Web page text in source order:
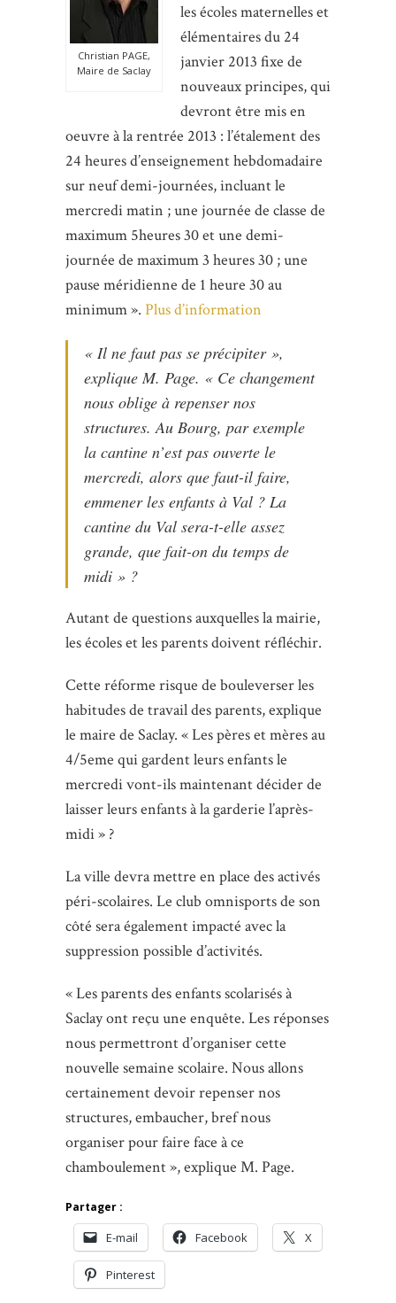
Christian PAGE,
Maire de Saclay
les écoles maternelles et
élémentaires du 24
janvier 2013 fixe de
nouveaux principes, qui
devront être mis en
oeuvre à la rentrée 2013 : l’étalement des
24 heures d’enseignement hebdomadaire
sur neuf demi-journées, incluant le
mercredi matin ; une journée de classe de
maximum 5heures 30 et une demi-
journée de maximum 3 heures 30 ; une
pause méridienne de 1 heure 30 au
minimum ». Plus d’information
« Il ne faut pas se précipiter »,
explique M. Page. « Ce changement
nous oblige à repenser nos
structures. Au Bourg, par exemple
la cantine n’est pas ouverte le
mercredi, alors que faut-il faire,
emmener les enfants à Val ? La
cantine du Val sera-t-elle assez
grande, que fait-on du temps de
midi » ?
Autant de questions auxquelles la mairie,
les écoles et les parents doivent réfléchir.
Cette réforme risque de bouleverser les
habitudes de travail des parents, explique
le maire de Saclay. « Les pères et mères au
4/5eme qui gardent leurs enfants le
mercredi vont-ils maintenant décider de
laisser leurs enfants à la garderie l’après-
midi » ?
La ville devra mettre en place des activés
péri-scolaires. Le club omnisports de son
côté sera également impacté avec la
suppression possible d’activités.
« Les parents des enfants scolarisés à
Saclay ont reçu une enquête. Les réponses
nous permettront d’organiser cette
nouvelle semaine scolaire. Nous allons
certainement devoir repenser nos
structures, embaucher, bref nous
organiser pour faire face à ce
chamboulement », explique M. Page.
Partager :
E-mail Facebook X
Pinterest